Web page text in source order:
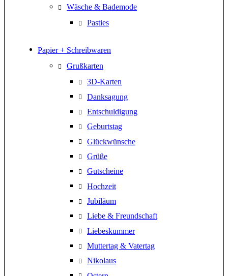
Wäsche & Bademode
Pasties
Papier + Schreibwaren
Grußkarten
3D-Karten
Danksagung
Entschuldigung
Geburtstag
Glückwünsche
Grüße
Gutscheine
Hochzeit
Jubiläum
Liebe & Freundschaft
Liebeskummer
Muttertag & Vatertag
Nikolaus